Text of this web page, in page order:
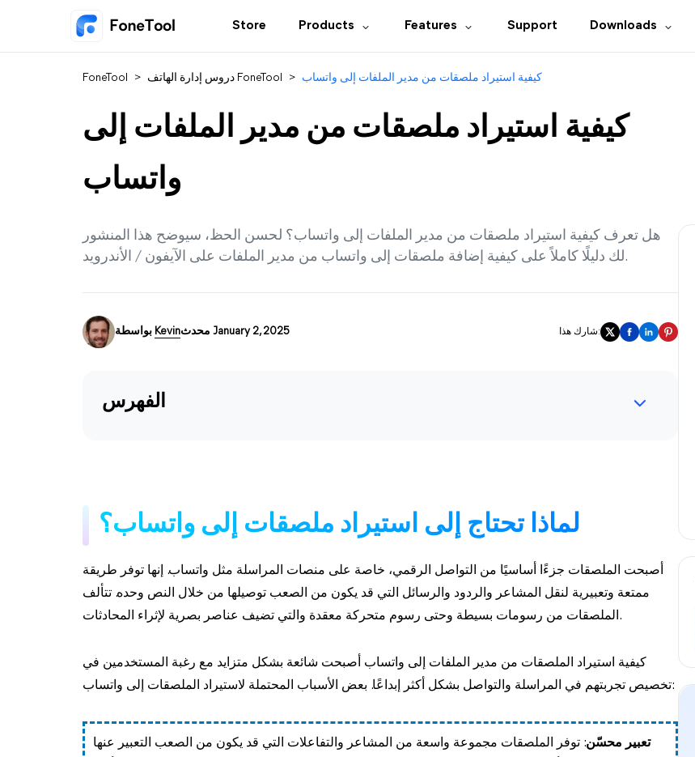
Store Products Features Support Downloads
FoneTool > دروس إدارة الهاتف FoneTool > كيفية استيراد ملصقات من مدير الملفات إلى واتساب
كيفية استيراد ملصقات من مدير الملفات إلى
واتساب
هل تعرف كيفية استيراد ملصقات من مدير الملفات إلى واتساب؟ لحسن الحظ، سيوضح هذا المنشور
لك دليلًا كاملاً على كيفية إضافة ملصقات إلى واتساب من مدير الملفات على الآيفون / الأندرويد.
Kevin محدث January 2, 2025 شارك هذا:
الفهرس
لماذا تحتاج إلى استيراد ملصقات إلى واتساب؟
أصبحت الملصقات جزءًا أساسيًا من التواصل الرقمي، خاصة على منصات المراسلة مثل واتساب. إنها توفر طريقة
ممتعة وتعبيرية لنقل المشاعر والردود والرسائل التي قد يكون من الصعب توصيلها من خلال النص وحده. تتألف
الملصقات من رسومات بسيطة وحتى رسوم متحركة معقدة والتي تضيف عناصر بصرية لإثراء المحادثات.
كيفية استيراد الملصقات من مدير الملفات إلى واتساب أصبحت شائعة بشكل متزايد مع رغبة المستخدمين في
تخصيص تجربتهم في المراسلة والتواصل بشكل أكثر إبداعًا. بعض الأسباب المحتملة لاستيراد الملصقات إلى واتساب:
تعبير محسّن: توفر الملصقات مجموعة واسعة من المشاعر والتفاعلات التي قد يكون من الصعب التعبير عنها